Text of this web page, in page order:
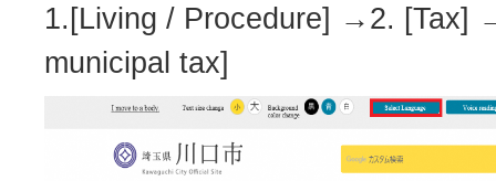
1.[Living / Procedure] →2. [Tax]
municipal tax]